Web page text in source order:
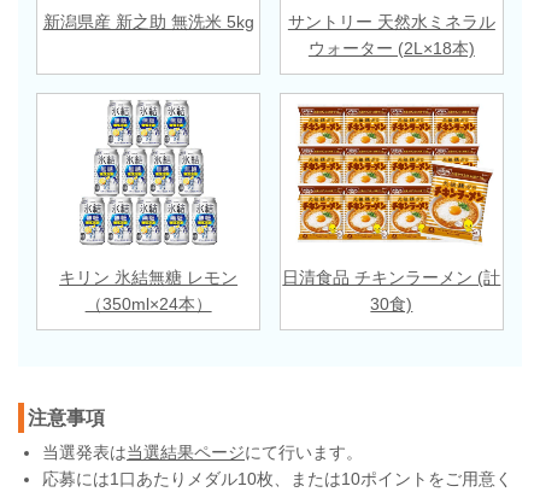
新潟県産 新之助 無洗米 5kg
サントリー 天然水ミネラル
ウォーター (2L×18本)
キリン 氷結無糖 レモン
（350ml×24本）
日清食品 チキンラーメン (計
30食)
注意事項
当選発表は当選結果ページにて行います。
応募には1口あたりメダル10枚、または10ポイントをご用意く